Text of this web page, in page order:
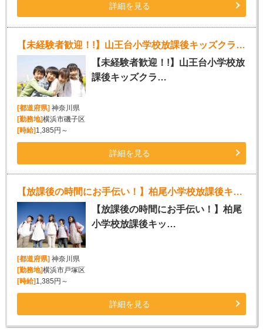
詳細を見る
【未経験者歓迎！!】山王台小学校放課後キッズクラブスタッフ募集!!
【未経験者歓迎！!】山王台小学校放
課後キッズクラ…
[都道府県]神奈川県
[勤務地]横浜市磯子区
[時給]1,385円～
詳細を見る
【放課後の時間にお手伝い！】柏尾小学校放課後キッズクラブスタッフ募集!!
【放課後の時間にお手伝い！】柏尾
小学校放課後キッ…
[都道府県] 神奈川県
[勤務地]横浜市戸塚区
[時給] 1,385円～
詳細を見る